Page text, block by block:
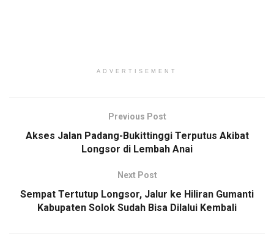
ADVERTISEMENT
Previous Post
Akses Jalan Padang-Bukittinggi Terputus Akibat
Longsor di Lembah Anai
Next Post
Sempat Tertutup Longsor, Jalur ke Hiliran Gumanti
Kabupaten Solok Sudah Bisa Dilalui Kembali